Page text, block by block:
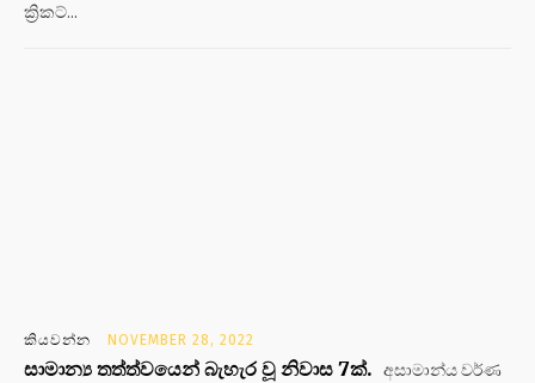
ක්‍රිකට්...
කියවන්න NOVEMBER 28, 2022
සාමාන්‍ය තත්ත්වයෙන් බැහැර වූ නිවාස 7ක්. අසාමාන්ය වර්ණ